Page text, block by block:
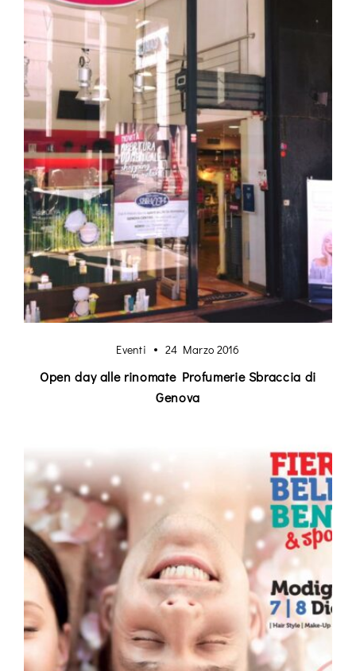
Eventi 24 Marzo 2016
Open day alle rinomate Profumerie Sbraccia di
Genova